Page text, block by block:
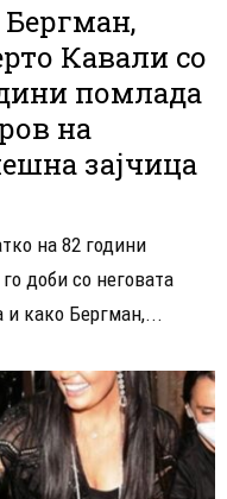
Бергман,
Кавали со
помлада
на
зајчица
на 82 години
доби со неговата
и како Бергман,...